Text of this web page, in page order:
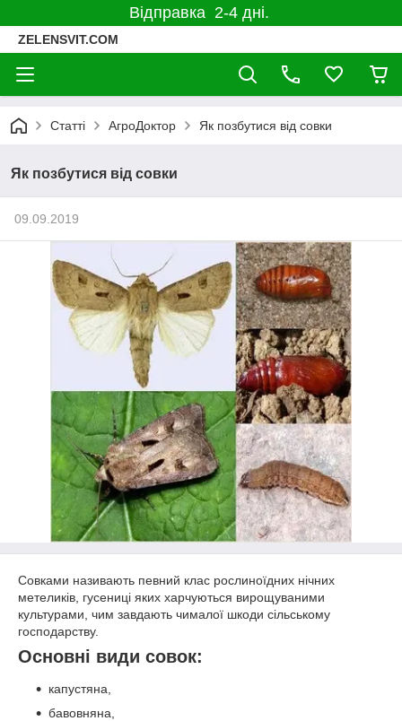
Відправка 2-4 дні.
ZELENSVIT.COM
Статті АгроДоктор Як позбутися від совки
Як позбутися від совки
09.09.2019
Совками називають певний клас рослиноїдних нічних
метеликів, гусениці яких харчуються вирощуваними
культурами, чим завдають чималої шкоди сільському
господарству.
Основні види совок:
капустяна,
бавовняна,